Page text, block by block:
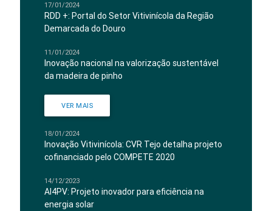
17/01/2024
RDD +: Portal do Setor Vitivinícola da Região
Demarcada do Douro
11/01/2024
Inovação nacional na valorização sustentável
da madeira de pinho
VER MAIS
18/01/2024
Inovação Vitivinícola: CVR Tejo detalha projeto
cofinanciado pelo COMPETE 2020
14/12/2023
AI4PV: Projeto inovador para eficiência na
energia solar